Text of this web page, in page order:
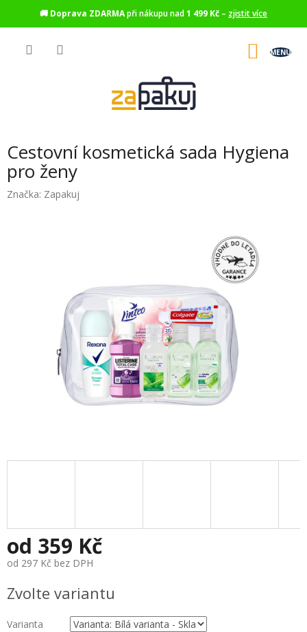
🚚 Doprava ZDARMApři nákupu nad1 499 Kč – zjistit více
Cestovní kosmetická sada Hygiena
pro ženy
Značka: Zapakuj
od 359 Kč
od 297 Kč bez DPH
cena:
Zvolte variantu
Varianta